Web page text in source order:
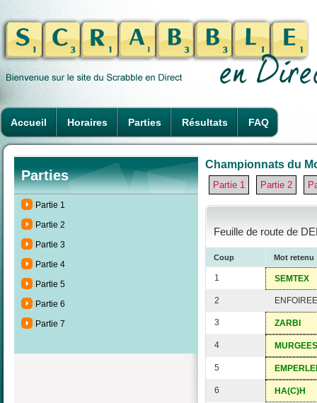
Accueil Horaires Parties Résultats FAQ
Parties
Partie 1
Partie 2
Partie 3
Partie 4
Partie 5
Partie 6
Partie 7
Championnats du
Partie 1 Partie 2
Feuille de route de
Coup Mot retenu
1 SEMTEX
2 ENFOIREE
3 ZARBI
4 MURGEES
5
6 HA(C)H